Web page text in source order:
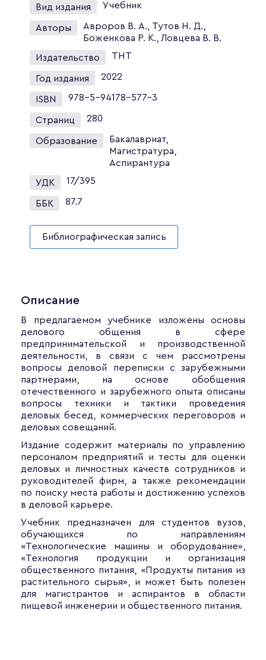
Вид издания Учебник
Авторы
Авроров В. А., Тутов Н. Д.,
Боженкова Р. К., Ловцева В. В.
Издательство ТНТ
Год издания 2022
ISBN 978-5-94178-577-3
Страниц 280
Образование
Бакалавриат,
Магистратура,
Аспирантура
УДК 17/395
ББК 87.7
Библиографическая запись
Описание
В предлагаемом учебнике изложены основы
делового общения в сфере
предпринимательской и производственной
деятельности, в связи с чем рассмотрены
вопросы деловой переписки с зарубежными
партнёрами, на основе обобщения
отечественного и зарубежного опыта описаны
вопросы техники и тактики проведения
деловых бесед, коммерческих переговоров и
деловых совещаний.
Издание содержит материалы по управлению
персоналом предприятий и тесты для оценки
деловых и личностных качеств сотрудников и
руководителей фирм, а также рекомендации
по поиску места работы и достижению успехов
в деловой карьере.
Учебник предназначен для студентов вузов,
обучающихся по направлениям
«Технологические машины и оборудование»,
«Технология продукции и организация
общественного питания, «Продукты питания из
растительного сырья», и может быть полезен
для магистрантов и аспирантов в области
пищевой инженерии и общественного питания.